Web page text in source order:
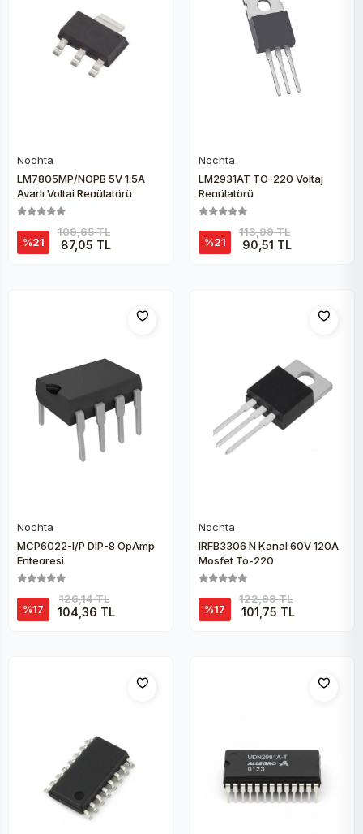
Nochta
LM7805MP/NOPB 5V 1.5A
Ayarlı Voltaj Regülatörü
%21
109,65 TL
87,05 TL
Nochta
LM2931AT TO-220 Voltaj
Regülatörü
%21
113,99 TL
90,51 TL
Nochta
MCP6022-I/P DIP-8 OpAmp
Entegresi
%17
126,14 TL
104,36 TL
Nochta
IRFB3306 N Kanal 60V 120A
Mosfet To-220
%17
122,99 TL
101,75 TL